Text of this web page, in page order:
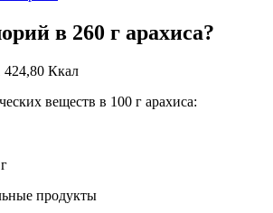
в 260 г арахиса?
Ккал
веществ в 100 г арахиса:
продукты